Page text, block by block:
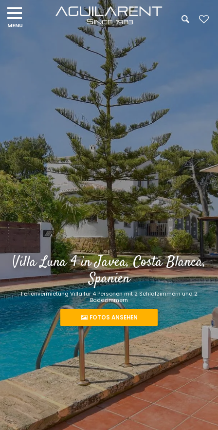
Villa Luna 4 in Javea, Costa Blanca,
Spanien
Ferienvermietung Villa für 4 Personen mit 2 Schlafzimmern und 2
Badezimmern
FOTOS ANSEHEN